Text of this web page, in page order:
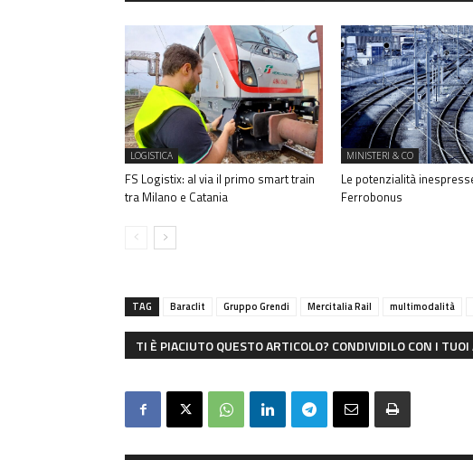
LOGISTICA
FS Logistix: al via il primo smart train
tra Milano e Catania
MINISTERI & CO
Le potenzialità
Ferrobonus
TAG Baraclit Gruppo Grendi Mercitalia Rail multimodalità
TI È PIACIUTO QUESTO ARTICOLO? CONDIVIDILO CON I